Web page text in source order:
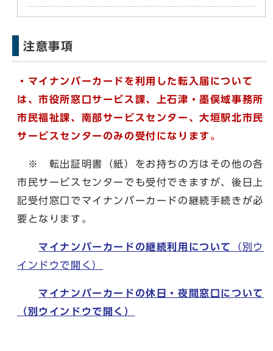
注意事項
・マイナンバーカードを利用した転入届について
は、市役所窓口サービス課、上石津・墨俣域事務所
市民福祉課、南部サービスセンター、大垣駅北市民
サービスセンターのみの受付になります。
※ 転出証明書（紙）をお持ちの方はその他の各
市民サービスセンターでも受付できますが、後日上
記受付窓口でマイナンバーカードの継続手続きが必
要となります。
マイナンバーカードの継続利用について
（別ウ
インドウで開く）
マイナンバーカードの休日・夜間窓口について
（別ウインドウで開く）